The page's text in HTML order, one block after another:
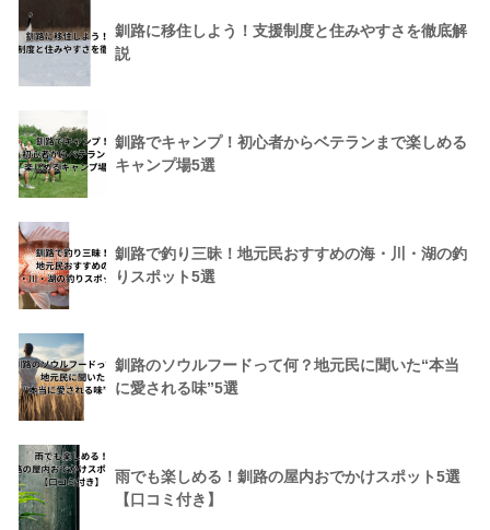
釧路に移住しよう！支援制度と住みやすさを徹底解
説
釧路でキャンプ！初心者からベテランまで楽しめる
キャンプ場5選
釧路で釣り三昧！地元民おすすめの海・川・湖の釣
りスポット5選
釧路のソウルフードって何？地元民に聞いた“本当
に愛される味”5選
雨でも楽しめる！釧路の屋内おでかけスポット5選
【口コミ付き】